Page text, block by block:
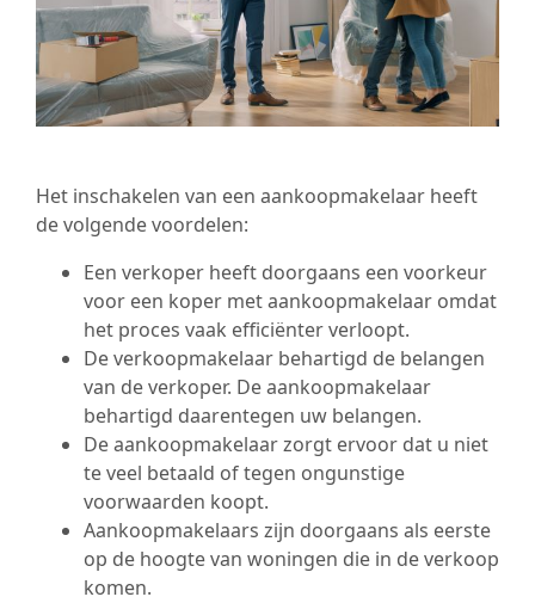
Het inschakelen van een aankoopmakelaar heeft
de volgende voordelen:
Een verkoper heeft doorgaans een voorkeur
voor een koper met aankoopmakelaar omdat
het proces vaak efficiënter verloopt.
De verkoopmakelaar behartigd de belangen
van de verkoper. De aankoopmakelaar
behartigd daarentegen uw belangen.
De aankoopmakelaar zorgt ervoor dat u niet
te veel betaald of tegen ongunstige
voorwaarden koopt.
Aankoopmakelaars zijn doorgaans als eerste
op de hoogte van woningen die in de verkoop
komen.